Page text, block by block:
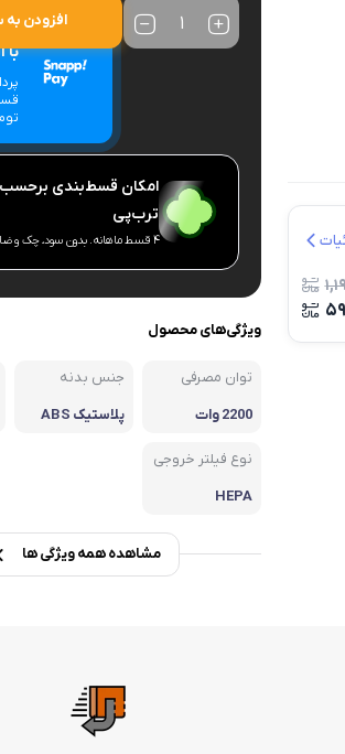
افزودن به
امکان قسط‌بندی برحسب
ترب‌پی
۴ قسط ماهانه. بدون سود، چک و ضامن.
ویژگی‌های محصول
توان مصرفی
2200 وات
جنس بدنه
پلاستیک ABS
نوع فیلتر خروجی
HEPA
مشاهده همه ویژگی ها